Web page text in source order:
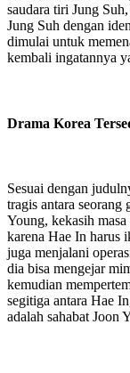
saudara tiri Jung
Jung Suh dengan
dimulai untuk
kembali ingatannya
Drama Korea
Sesuai dengan
tragis antara seorang
Young, kekasih
karena Hae In harus
juga menjalani
dia bisa mengejar
kemudian
segitiga antara Hae
adalah sahabat Joon